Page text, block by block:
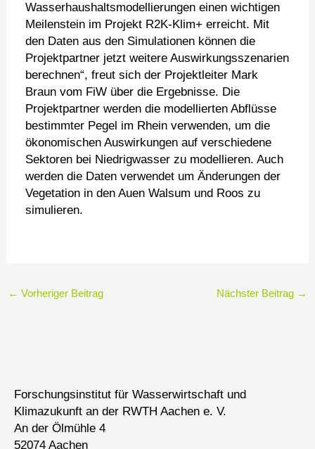
Wasserhaushaltsmodellierungen einen wichtigen
Meilenstein im Projekt R2K-Klim+ erreicht. Mit
den Daten aus den Simulationen können die
Projektpartner jetzt weitere Auswirkungsszenarien
berechnen“, freut sich der Projektleiter Mark
Braun vom FiW über die Ergebnisse. Die
Projektpartner werden die modellierten Abflüsse
bestimmter Pegel im Rhein verwenden, um die
ökonomischen Auswirkungen auf verschiedene
Sektoren bei Niedrigwasser zu modellieren. Auch
werden die Daten verwendet um Änderungen der
Vegetation in den Auen Walsum und Roos zu
simulieren.
← Vorheriger Beitrag Nächster Beitrag →
Forschungsinstitut für Wasserwirtschaft und
Klimazukunft an der RWTH Aachen e. V.
An der Ölmühle 4
52074 Aachen